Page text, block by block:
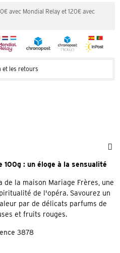
avec Mondial Relay et 120€ avec
et les retours
100g : un éloge à la sensualité
la maison Mariage Frères, une
de l'opéra. Savourez un
par de délicats parfums de
et fruits rouges.
3878